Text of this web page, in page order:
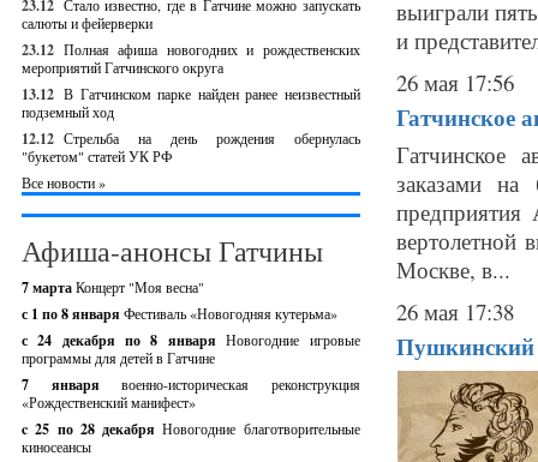
23.12 Стало известно, где в Гатчине можно запускать
салюты и фейерверки
23.12 Полная афиша новогодних и рождественских
мероприятий Гатчинского округа
13.12 В Гатчинском парке найден ранее неизвестный
подземный ход
12.12 Стрельба на день рождения обернулась
"букетом" статей УК РФ
Все новости »
Афиша-анонсы Гатчины
7 мартаКонцерт "Моя весна"
с 1 по 8 января Фестиваль «Новогодняя кутерьма»
с 24 декабря по 8 январяНовогодние игровые
программы для детей в Гатчине
7 январявоенно-историческая реконструкция
«Рождественский манифест»
c 25 по 28 декабряНовогодние благотворительные
киносеансы
выиграли
и
26 мая 17:56
Гатчинское
Гатчинское
заказами на
вертолетной
Москве, в...
26 мая 17:38
Пушкинский